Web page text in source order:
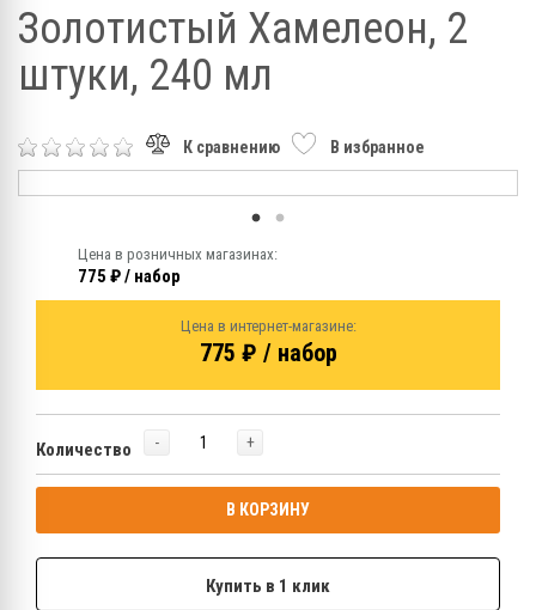
Золотистый Хамелеон, 2
штуки, 240 мл
К сравнению В избранное
Цена в розничных магазинах:
775 ₽ / набор
Цена в интернет-магазине:
775 ₽ / набор
Количество - +
В КОРЗИНУ
Купить в 1 клик